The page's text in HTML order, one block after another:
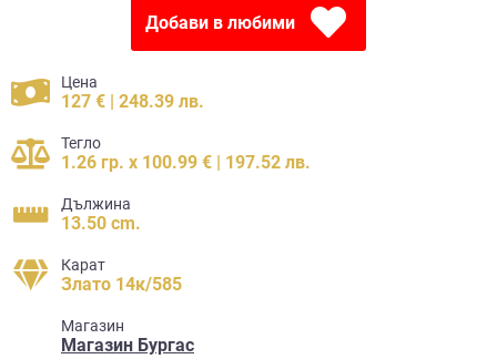
Добави в любими
Цена
127 € | 248.39 лв.
Тегло
1.26 гр. x 100.99 € | 197.52 лв.
Дължина
13.50 cm.
Карат
Злато 14к/585
Mагазин
Магазин Бургас